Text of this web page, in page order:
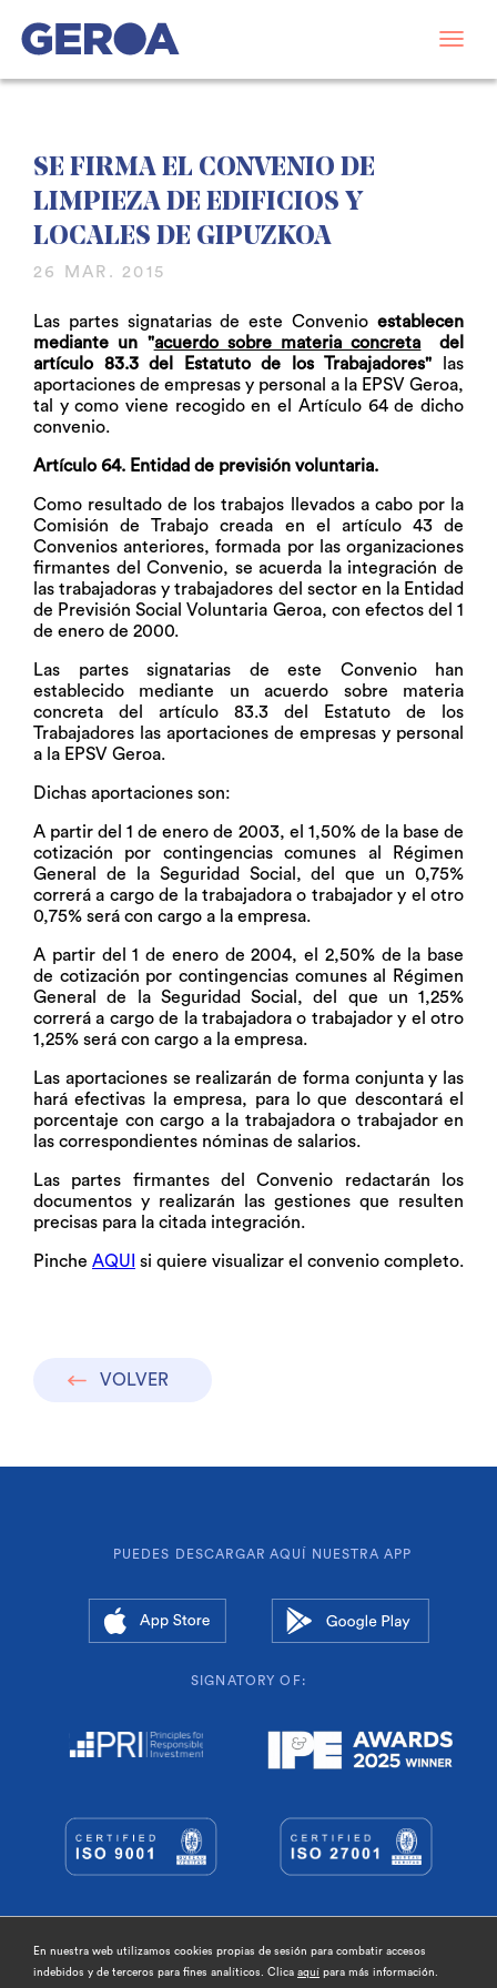
SE FIRMA EL CONVENIO DE
LIMPIEZA DE EDIFICIOS Y
LOCALES DE GIPUZKOA
26 MAR. 2015
Las partes signatarias de este Convenio establecen
mediante un "acuerdo sobre materia concreta del
artículo 83.3 del Estatuto de los Trabajadores"
las
aportaciones de empresas y personal a la EPSV Geroa,
tal y como viene recogido en el Artículo 64 de dicho
convenio.
Artículo 64. Entidad de previsión voluntaria.
Como resultado de los trabajos llevados a cabo por la
Comisión de Trabajo creada en el artículo 43 de
Convenios anteriores, formada por las organizaciones
firmantes del Convenio, se acuerda la integración de
las trabajadoras y trabajadores del sector en la Entidad
de Previsión Social Voluntaria Geroa, con efectos del 1
de enero de 2000.
Las partes signatarias de este Convenio han
establecido mediante un acuerdo sobre materia
concreta del artículo 83.3 del Estatuto de los
Trabajadores las aportaciones de empresas y personal
a la EPSV Geroa.
Dichas aportaciones son:
A partir del 1 de enero de 2003, el 1,50% de la base de
cotización por contingencias comunes al Régimen
General de la Seguridad Social, del que un 0,75%
correrá a cargo de la trabajadora o trabajador y el otro
0,75% será con cargo a la empresa.
A partir del 1 de enero de 2004, el 2,50% de la base
de cotización por contingencias comunes al Régimen
General de la Seguridad Social, del que un 1,25%
correrá a cargo de la trabajadora o trabajador y el otro
1,25% será con cargo a la empresa.
Las aportaciones se realizarán de forma conjunta y las
hará efectivas la empresa, para lo que descontará el
porcentaje con cargo a la trabajadora o trabajador en
las correspondientes nóminas de salarios.
Las partes firmantes del Convenio redactarán los
documentos y realizarán las gestiones que resulten
precisas para la citada integración.
Pinche AQUI si quiere visualizar el convenio completo.
VOLVER
PUEDES DESCARGAR AQUÍ NUESTRA APP
SIGNATORY OF:
Lugaritz 27, 20018 San Sebastián - Donostia,
En nuestra web utilizamos cookies propias de sesión para combatir accesos
indebidos y de terceros para fines analíticos. Clica aquí para más información.